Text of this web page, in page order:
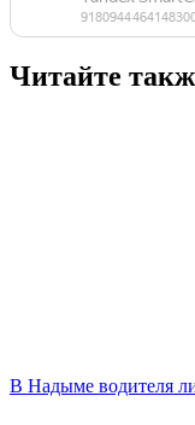
Читайте
В Надыме водителя